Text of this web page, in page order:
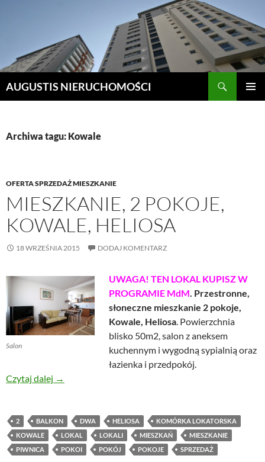
AUGUSTIS NIERUCHOMOŚCI
Archiwa tagu: Kowale
OFERTA SPRZEDAŻ MIESZKANIE
MIESZKANIE, 2 POKOJE,
KOWALE, HELIOSA
18 WRZEŚNIA 2015 DODAJ KOMENTARZ
Salon
UWAGA! TEN LOKAL KUPISZ W
PROGRAMIE MdM. Przestronne,
słoneczne mieszkanie 2 pokoje,
Kowale, Heliosa. Powierzchnia
blisko 50m2, salon z aneksem
kuchennym i wygodną sypialnią oraz
łazienka i przedpokój.
Czytaj dalej Mieszkanie, 2 pokoje, Kowale, Heliosa
→
2 BALKON DWA HELIOSA
KOMÓRKA LOKATORSKA
KOWALE
LOKAL LOKALI MIESZKAŃ
MIESZKANIE
PIWNICA
POKOI POKÓJ POKOJE SPRZEDAŻ